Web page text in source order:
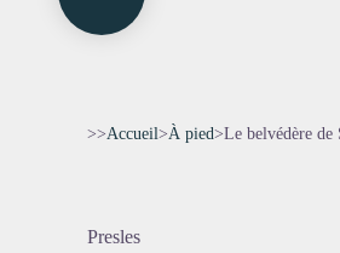
>>Accueil>À pied>Le belvédère de
Presles